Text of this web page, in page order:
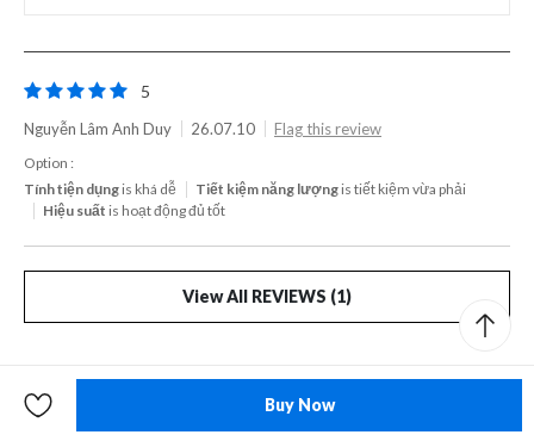
Buy Now
5
Nguyễn Lâm Anh Duy 26.07.10 Flag this review
Option :
Tính tiện dụng is khá dễ Tiết kiệm năng lượng is tiết kiệm vừa phải
Hiệu suất is hoạt động đủ tốt
View All REVIEWS (1)
Product Q&A